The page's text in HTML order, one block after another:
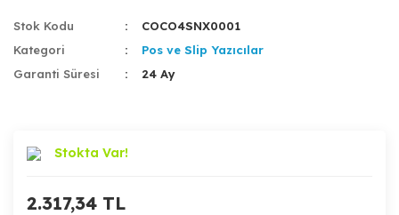
Stok Kodu
COCO4SNX0001
Kategori
Pos ve Slip Yazıcılar
Garanti Süresi
24 Ay
Stokta Var!
2.317,34 TL